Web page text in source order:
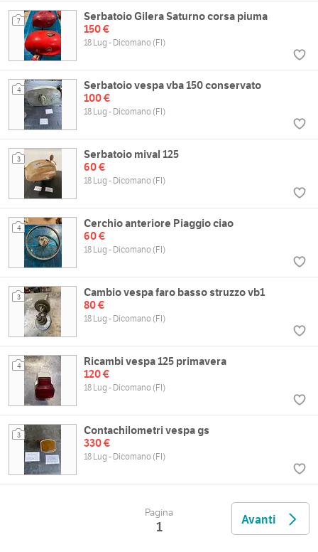
7
Serbatoio Gilera Saturno corsa piuma
150 €
18 Lug - Dicomano (FI)
4
Serbatoio vespa vba 150 conservato
100 €
18 Lug - Dicomano (FI)
3
Serbatoio mival 125
60 €
18 Lug - Dicomano (FI)
4
Cerchio anteriore Piaggio ciao
60 €
18 Lug - Dicomano (FI)
3
Cambio vespa faro basso struzzo vb1
80 €
18 Lug - Dicomano (FI)
4
Ricambi vespa 125 primavera
120 €
18 Lug - Dicomano (FI)
3
Contachilometri vespa gs
330 €
18 Lug - Dicomano (FI)
Pagina
1 Avanti